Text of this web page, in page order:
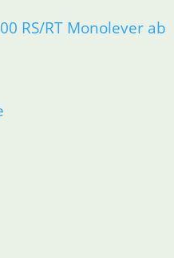
RS/RT Monolever ab